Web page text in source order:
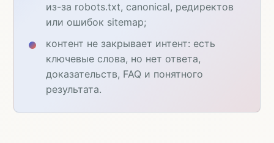
из-за robots.txt, canonical, редиректов
или ошибок sitemap;
контент не закрывает интент: есть
ключевые слова, но нет ответа,
доказательств, FAQ и понятного
результата.